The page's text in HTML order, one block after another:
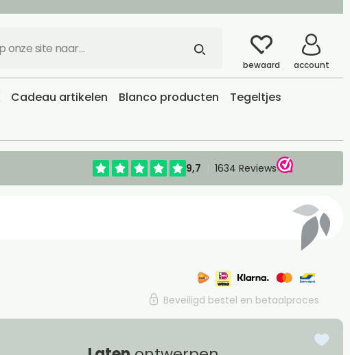
bewaard account
Cadeau artikelen Blanco producten
Tegeltjes
Beveiligd bestel en betaalproces